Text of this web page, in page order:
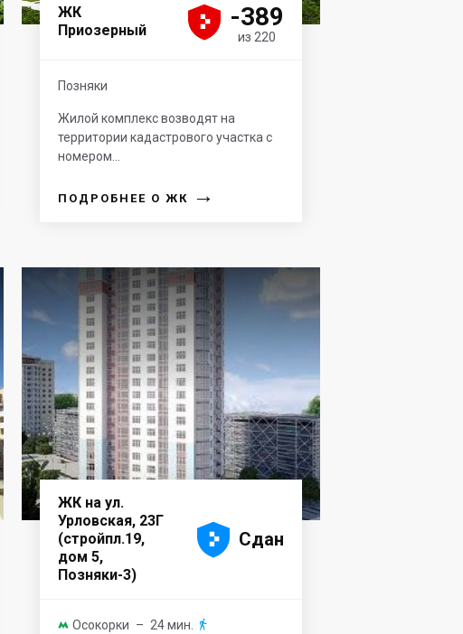
ЖК
Приозерный




 -389
из 220
Позняки
Жилой комплекс возводят на
территории кадастрового участка с
номером...
ПОДРОБНЕЕ О ЖК →
ЖК на ул.
Урловская, 23Г
(стройпл.19,
дом 5,
Позняки-3)




 Сдан
 Осокорки – 24 мин. 